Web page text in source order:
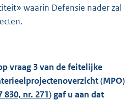
waarin Defensie nader zal
vraag 3 van de feitelijke
(MPO)
830, nr. 271) gaf u aan dat